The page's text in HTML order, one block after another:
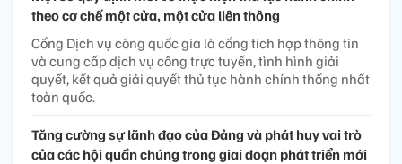
theo cơ chế một cửa, một cửa liên thông
Cổng Dịch vụ công quốc gia là cổng tích hợp thông tin
và cung cấp dịch vụ công trực tuyến, tình hình giải
quyết, kết quả giải quyết thủ tục hành chính thống nhất
toàn quốc.
Tăng cường sự lãnh đạo của Đảng và phát huy vai trò
của các hội quần chúng trong giai đoạn phát triển mới